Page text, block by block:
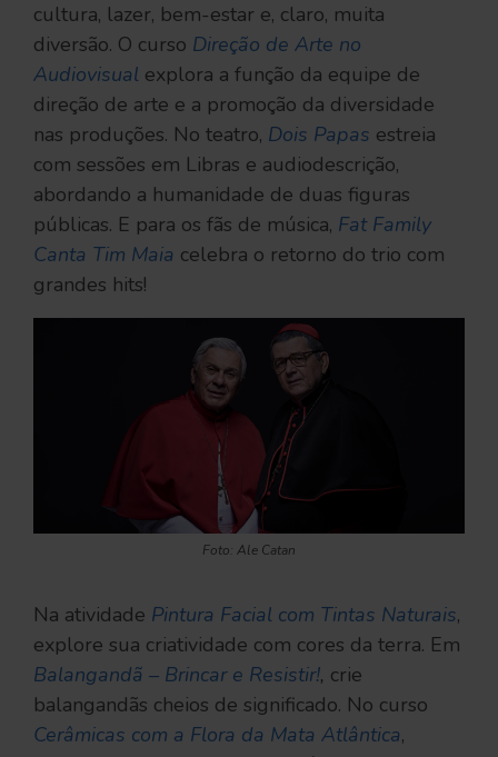
cultura, lazer, bem-estar e, claro, muita
diversão. O curso Direção de Arte no
Audiovisual explora a função da equipe de
direção de arte e a promoção da diversidade
nas produções. No teatro, Dois Papas estreia
com sessões em Libras e audiodescrição,
abordando a humanidade de duas figuras
públicas. E para os fãs de música, Fat Family
Canta Tim Maia celebra o retorno do trio com
grandes hits!
Foto: Ale Catan
Na atividade Pintura Facial com Tintas Naturais,
explore sua criatividade com cores da terra. Em
Balangandã – Brincar e Resistir!, crie
balangandãs cheios de significado. No curso
Cerâmicas com a Flora da Mata Atlântica,